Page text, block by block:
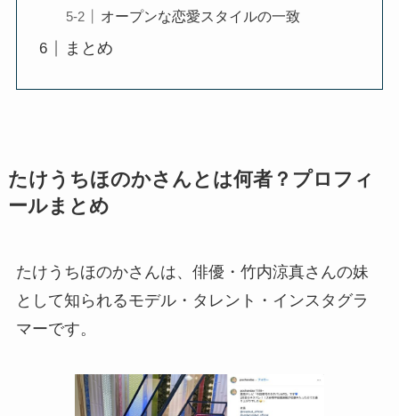
オープンな恋愛スタイルの一致
まとめ
たけうちほのかさんとは何者？プロフィ
ールまとめ
たけうちほのかさんは、俳優・竹内涼真さんの妹
として知られるモデル・タレント・インスタグラ
マーです。